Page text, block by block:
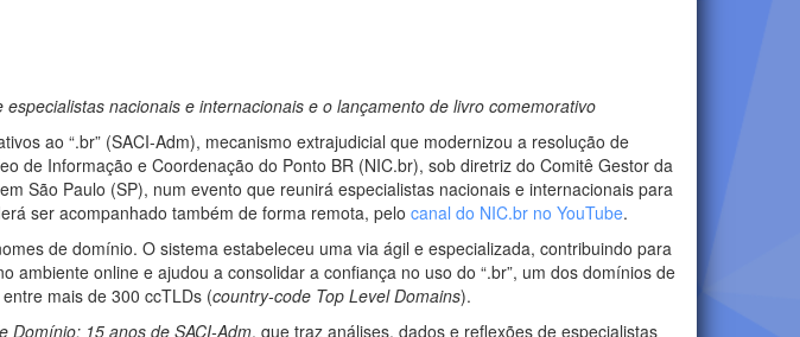
nacionais e internacionais e o lançamento de livro comemorativo
ao “.br” (SACI-Adm), mecanismo extrajudicial que modernizou a resolução de
de Informação e Coordenação do Ponto BR (NIC.br), sob diretriz do Comitê Gestor da
São Paulo (SP), num evento que reunirá especialistas nacionais e internacionais para
ser acompanhado também de forma remota, pelo canal do NIC.br no YouTube.
de domínio. O sistema estabeleceu uma via ágil e especializada, contribuindo para
online e ajudou a consolidar a confiança no uso do “.br”, um dos domínios de
mais de 300 ccTLDs (country-code Top Level Domains).
Domínio: 15 anos de SACI-Adm, que traz análises, dados e reflexões de especialistas